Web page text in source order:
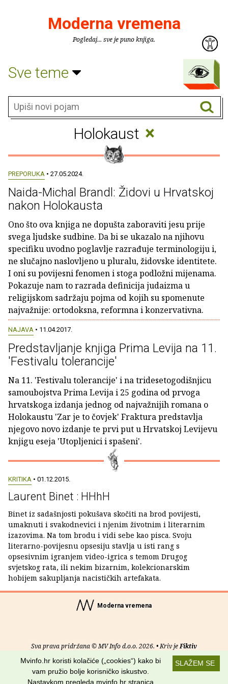
Moderna vremena
Pogledaj... sve je puno knjiga.
Sve teme
Holokaust ×
PREPORUKA • 27.05.2024.
Naida-Michal Brandl: Židovi u Hrvatskoj
nakon Holokausta
Ono što ova knjiga ne dopušta zaboraviti jesu prije
svega ljudske sudbine. Da bi se ukazalo na njihovu
specifiku uvodno poglavlje razrađuje terminologiju i,
ne slučajno naslovljeno u pluralu, židovske identitete.
I oni su povijesni fenomen i stoga podložni mijenama.
Pokazuje nam to razrada definicija judaizma u
religijskom sadržaju pojma od kojih su spomenute
najvažnije: ortodoksna, reformna i konzervativna.
NAJAVA • 11.04.2017.
Predstavljanje knjiga Prima Levija na 11.
'Festivalu tolerancije'
Na 11. 'Festivalu tolerancije' i na tridesetogodišnjicu
samoubojstva Prima Levija i 25 godina od prvoga
hrvatskoga izdanja jednog od najvažnijih romana o
Holokaustu 'Zar je to čovjek' Fraktura predstavlja
njegovo novo izdanje te prvi put u Hrvatskoj Levijevu
knjigu eseja 'Utopljenici i spašeni'.
KRITIKA • 01.12.2015.
Laurent Binet : HHhH
Binet iz sadašnjosti pokušava skočiti na brod povijesti,
umaknuti i svakodnevici i njenim životnim i literarnim
izazovima. Na tom brodu i vidi sebe kao pisca. Svoju
literarno-povijesnu opsesiju stavlja u isti rang s
opsesivnim igranjem video-igrica s temom Drugog
svjetskog rata, ili nekim bizarnim, kolekcionarskim
hobijem sakupljanja nacističkih artefakata.
Moderna vremena
Sva prava pridržana © MV Info d.o.o. 2026. • Kriv jeFiktiv
Uvjeti korištenja RSS kanaliSLAŽEM SE
Mvinfo.hr koristi kolačiće („cookies“) kako bi
vam pružio bolje korisničko iskustvo.
Nastavkom pregleda mvinfo.hr stranica